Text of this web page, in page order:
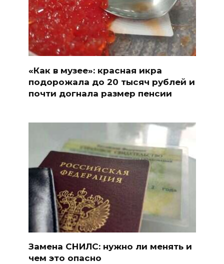
«Как в музее»: красная икра
подорожала до 20 тысяч рублей и
почти догнала размер пенсии
Замена СНИЛС: нужно ли менять и
чем это опасно